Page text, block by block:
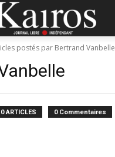
postés par Bertrand Vanbelle
0 ARTICLES 0 Commentaires